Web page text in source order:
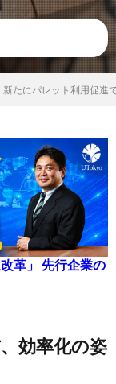
新たにパレット利用促進
革」 先行企業の